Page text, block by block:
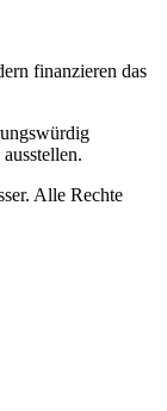
finanzieren das
Alle Rechte